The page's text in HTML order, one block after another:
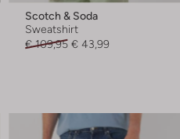
Scotch & Soda
Sweatshirt
€ 109,95 € 43,99